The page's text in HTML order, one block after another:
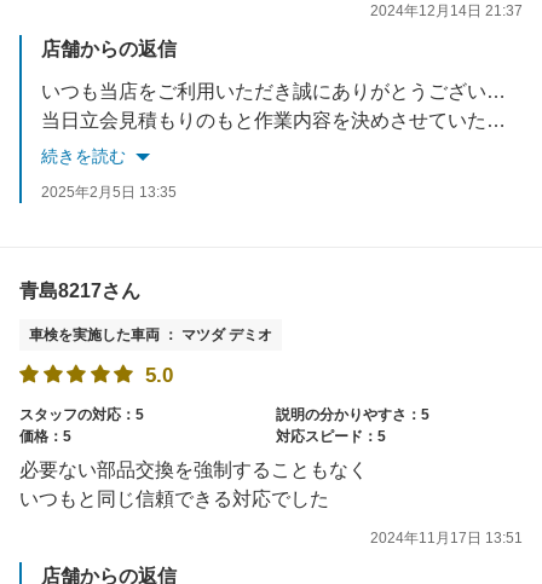
2024年12月14日 21:37
店舗からの返信
いつも当店をご利用いただき誠にありがとうございます。
当日立会見積もりのもと作業内容を決めさせていただくので、お客様の希望に沿った内容をご提案できるように心がけています。また車検以外でもお困りのことございましたらお気軽にご連絡ください。
お忙しい中ご投稿いただき誠にありがとうございます。
続きを読む
2025年2月5日 13:35
青島8217さん
車検を実施した車両 ： マツダ デミオ
5.0
スタッフの対応：5
説明の分かりやすさ：5
価格：5
対応スピード：5
必要ない部品交換を強制することもなく
いつもと同じ信頼できる対応でした
2024年11月17日 13:51
店舗からの返信